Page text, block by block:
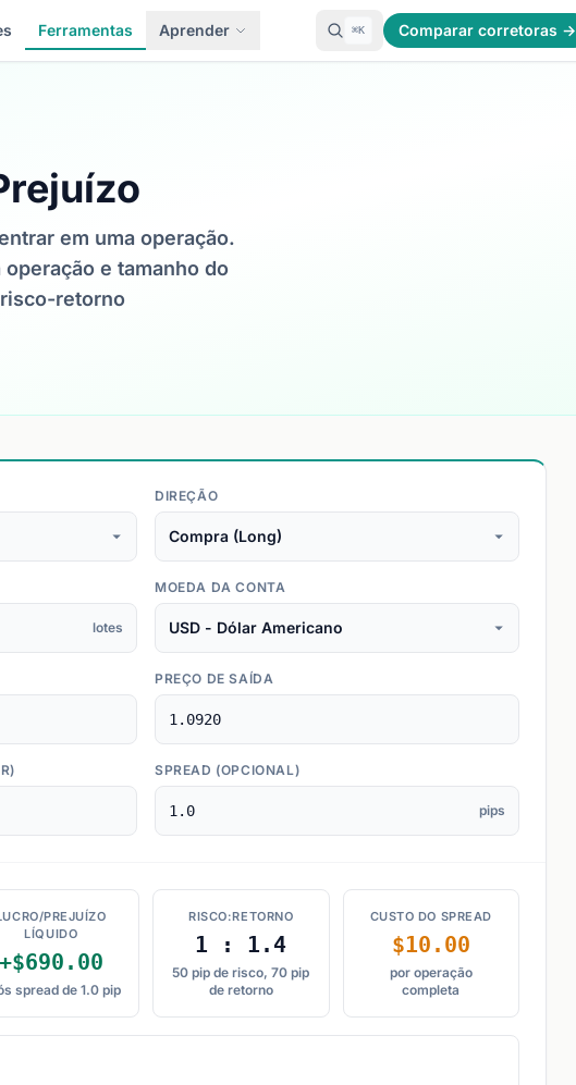
Ferramentas Aprender ⌘K Comparar corretoras →
em uma operação.
e tamanho do
retorno
DIREÇÃO
lotes
MOEDA DA CONTA
PREÇO DE SAÍDA
SPREAD (OPCIONAL)
pips
PREJUÍZO
LÍQUIDO
+$690.00
spread de 1.0 pip
RISCO:RETORNO
1 : 1.4
50 pip de risco, 70 pip
de retorno
CUSTO DO SPREAD
$10.00
por operação
completa